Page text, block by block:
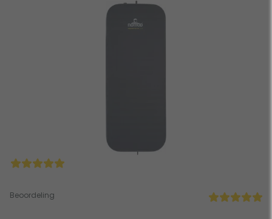
Beoordeling